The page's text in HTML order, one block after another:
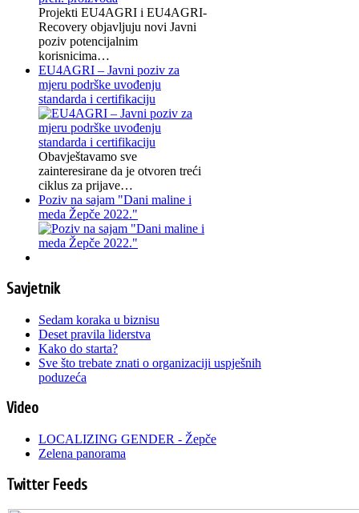
Projekti EU4AGRI i EU4AGRI-
Recovery objavljuju novi Javni
poziv potencijalnim
korisnicima…
EU4AGRI – Javni poziv za
mjeru podrške uvođenju
standarda i certifikaciju
Obavještavamo sve
zainteresirane da je otvoren treći
ciklus za prijave…
Poziv na sajam "Dani maline i
meda Žepče 2022."
Savjetnik
Sedam koraka u biznisu
Deset pravila liderstva
Kako do starta?
Sve što trebate znati o organizaciji uspješnih
poduzeća
Video
LOCALIZING GENDER - Žepče
Zelena panorama
Twitter Feeds